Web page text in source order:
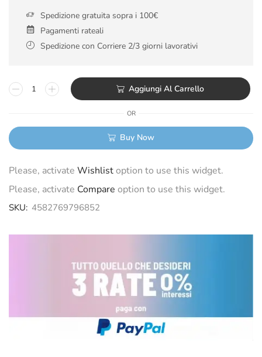
Spedizione gratuita sopra i 100€
Pagamenti rateali
Spedizione con Corriere 2/3 giorni lavorativi
Aggiungi Al Carrello
OR
Buy Now
Please, activate Wishlistoption to use this widget.
Please, activate Compare option to use this widget.
SKU: 4582769796852